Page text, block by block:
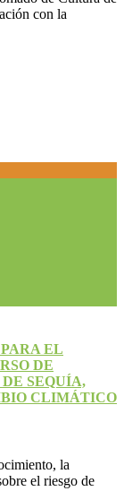
con la
EL
DE
SEQUÍA,
CLIMÁTICO
la
el riesgo de